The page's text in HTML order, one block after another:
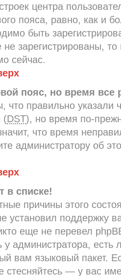
центра
пояса, равно, как и
быть
зарегистрированы,
сейчас.
пояс, но время все
что правильно указали
(DST), но время по-
что время
администратору об
в списке!
причины этого
установил поддержку
еще не перевел
у администратора, есть
вам языковый пакет.
стесняйтесь — у вас